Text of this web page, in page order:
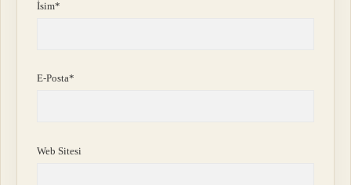
İsim*
E-Posta*
Web Sitesi